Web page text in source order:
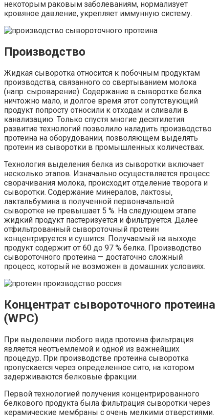
некоторым раковым заболеваниям, нормализует
кровяное давление, укрепляет иммунную систему.
Производство
Жидкая сыворотка относится к побочным продуктам
производства, связанного со свертыванием молока
(напр. сыроварение). Содержание в сыворотке белка
ничтожно мало, и долгое время этот сопутствующий
продукт попросту относили к отходам и сливали в
канализацию. Только спустя многие десятилетия
развитие технологий позволило наладить производство
протеина на оборудовании, позволяющем выделять
протеин из сыворотки в промышленных количествах.
Технология выделения белка из сыворотки включает
несколько этапов. Изначально осуществляется процесс
сворачивания молока, происходит отделение творога и
сыворотки. Содержание минералов, лактозы,
лактальбумина в полученной первоначальной
сыворотке не превышает 5 %. На следующем этапе
жидкий продукт пастеризуется и фильтруется. Далее
отфильтрованный сывороточный протеин
концентрируется и сушится. Получаемый на выходе
продукт содержит от 60 до 97 % белка. Производство
сывороточного протеина — достаточно сложный
процесс, который не возможен в домашних условиях.
Концентрат сывороточного протеина
(WPC)
При выделении любого вида протеина фильтрация
является неотъемлемой и одной из важнейших
процедур. При производстве протеина сыворотка
пропускается через определенное сито, на котором
задерживаются белковые фракции.
Первой технологией получения концентрированного
белкового продукта была фильтрация сыворотки через
керамические мембраны с очень мелкими отверстиями.